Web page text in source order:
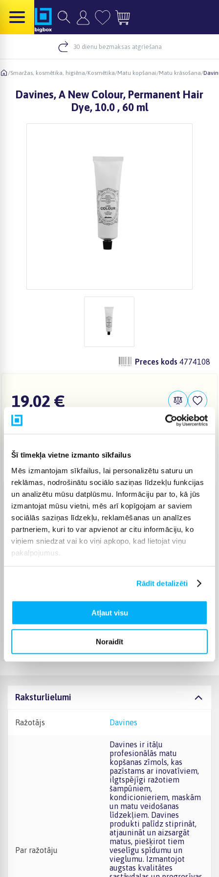
Šī tīmekļa vietne izmanto sīkfailus
Mēs izmantojam sīkfailus, lai personalizētu saturu un
reklāmas, nodrošinātu sociālo saziņas līdzekļu funkcijas
un analizētu mūsu datplūsmu. Informāciju par to, kā jūs
izmantojat mūsu vietni, mēs arī kopīgojam ar saviem
sociālās saziņas līdzekļu, reklamēšanas un analīzes
partneriem, kuri to var apvienot ar citu informāciju, ko
viņiem sniedzat vai ko viņi apkopo, kad lietojat viņu
pakalpojumus.
Rādīt detalizēti
Atļaut visu
Noraidīt
30 dienu bezmaksas atgriešana
/Smaržas, kosmētika, higiēna/Kosmētika/Matu kopšanai/Matu krāsošana/
Davines, A New Colour, Permanent Hair
Dye, 10.0 , 60 ml
Preces kods 4774108
19,02 €
Venipak pakomāts (2,99 €)
Augusts 18d. - Augusts 26d.
Venipak Kurjers (3,99 €)
Apmaksā pilnu summu skaidrā naudā piegādes brīdī.
Augusts 18d. - Augusts 27d.
4,99 €)
Raksturlielumi
Ražotājs Davines
Par ražotāju
Davines ir itāļu
profesionālās matu
kopšanas zīmols, kas
pazīstams ar inovatīviem,
ilgtspējīgi ražotiem
šampūniem,
kondicionieriem, maskām
un matu veidošanas
līdzekļiem. Davines
produkti palīdz stiprināt,
atjaunināt un aizsargāt
matus, piešķirot tiem
veselīgu spīdumu un
vieglumu. Izmantojot
augstas kvalitātes